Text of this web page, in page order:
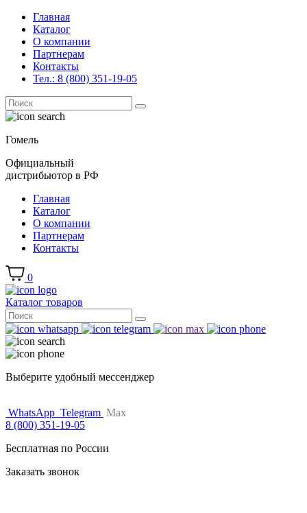
Главная
Каталог
О компании
Партнерам
Контакты
Тел.: 8 (800) 351-19-05
Поиск
for:
Гомель
Официальный
дистрибьютор в РФ
Главная
Каталог
О компании
Партнерам
Контакты
0
Каталог товаров
Поиск
for:
Выберите удобный мессенджер
WhatsApp Telegram Max
8 (800) 351-19-05
Бесплатная по России
Заказать звонок